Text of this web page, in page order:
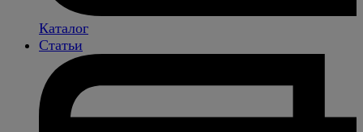
Каталог
Статьи